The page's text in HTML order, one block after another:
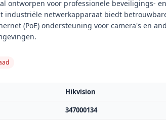
ontworpen voor professionele beveiligings-
industriële netwerkapparaat biedt
(PoE) ondersteuning voor camera's en
Hikvision
347000134